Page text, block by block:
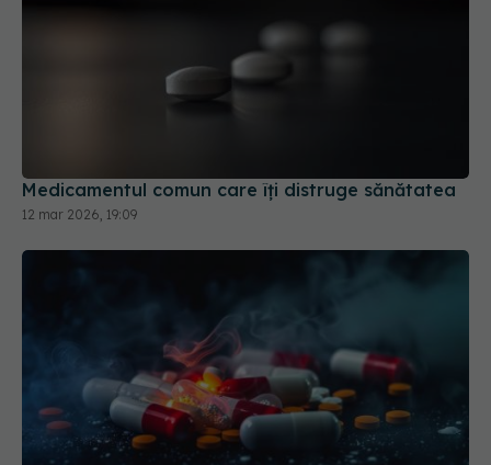
Cel mai puternic calmant de durere este, de fapt,
ineficient în multe cazuri